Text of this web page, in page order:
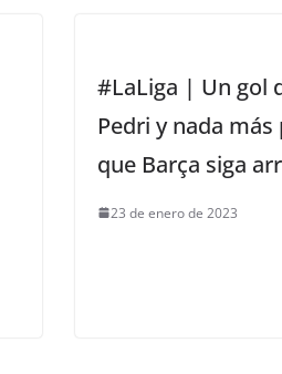
#LaLiga | Un gol
Pedri y nada más
que Barça siga
23 de enero de 2023